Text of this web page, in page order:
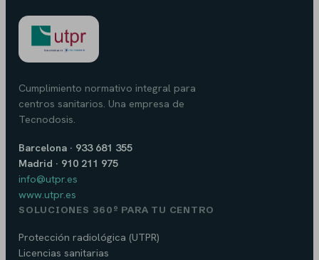
Cumplimiento normativo integral para
centros sanitarios. Una empresa de
Tecnodosis.
Barcelona · 933 681 355
Madrid · 910 211 975
info@utpr.es
www.utpr.es
SOLUCIONES 360º PARA TU CENTRO
Protección radiológica (UTPR)
Licencias sanitarias